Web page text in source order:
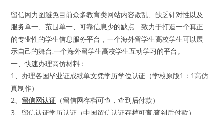
留信网力图避免目前众多教育类网站内容散乱、缺乏针对性以及
服务单一、范围单一、可靠信息少的缺点，致力于打造一个真正
的专业性的学生信息服务平台，一个海外留学生高校学生可以展
示自己的舞台,一个海外留学生高校学生互动学习的平台。
一、快速办理高仿材料：
1、办理各国毕业证成绩单文凭学历学位认证（学校原版1：1高仿
真制作）
2、 留信网认证 （留信网存档可查，查到后付款）
3、留信认证学历认证（中国留信认证存档可查,查到后付款）